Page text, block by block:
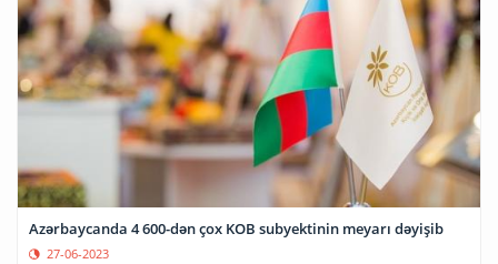
Azərbaycanda 4 600-dən çox KOB subyektinin meyarı dəyişib
27-06-2023